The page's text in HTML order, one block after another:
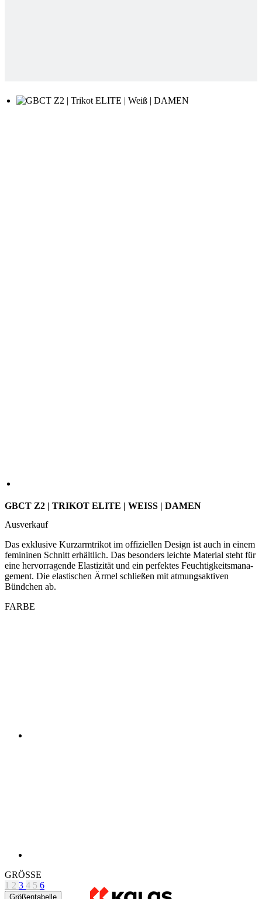
femininen Schnitt erhältlich. Das besonders leichte Material steht für
gement. Die elastischen Ärmel schließen mit atmungsaktiven
FARBE
Nicht auf Lager
Preis71,20 €
Původní cena89 €